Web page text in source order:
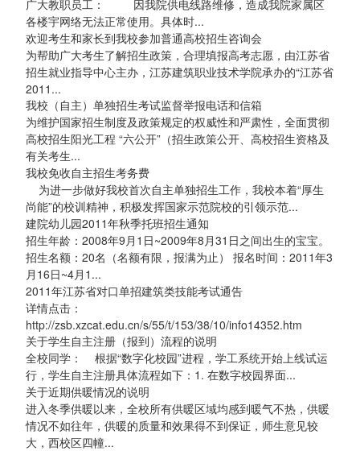
广大教职员工： 因我院供电线路维修，造成我院家属区
各楼宇网络无法正常使用。具体时...
欢迎考生和家长到我校参加普通高校招生咨询会
为帮助广大考生了解招生政策，合理填报高考志愿，由江苏省
招生就业指导中心主办，江苏建筑职业技术学院承办的“江苏省
2011...
我校（自主）单独招生考试监督举报电话和信箱
为维护国家招生制度及政策规定的权威性和严肃性，全面贯彻
高校招生阳光工程 “六公开”（招生政策公开、高校招生资格及
有关考生...
我校免收自主招生考务费
为进一步做好我校首次自主单独招生工作，我校本着“厚生
尚能”的校训精神，积极发挥国家示范院校的引领示范...
建院幼儿园2011年秋季托班招生通知
招生年龄：2008年9月1日~2009年8月31日之间出生的宝宝。
招生名额：20名（名额有限，报满为止） 报名时间：2011年3
月16日~4月1...
2011年江苏省对口单招建筑类技能考试通告
详情点击：
http://zsb.xzcat.edu.cn/s/55/t/153/38/10/info14352.htm
关于学生自主注册（报到）流程的说明
全校同学： 根据“数字化校园”进程，学工系统开始上线试运
行，学生自主注册具体流程如下：1. 在数字校园界面...
关于近期供暖情况的说明
进入冬季供暖以来，全校所有供暖区域均感到暖气不热，供暖
情况不如往年，供暖的质量和效果得不到保证，师生意见较
大，西校区四幢...